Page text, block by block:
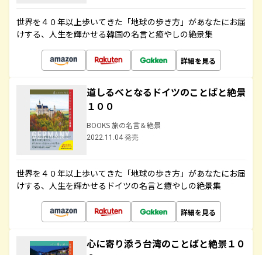
世界を４０年以上歩いてきた「地球の歩き方」があなたにお届
けする、人生を輝かせる韓国の名言と癒やしの絶景集
詳細を見る
道しるべとなるドイツのことばと絶景
１００
BOOKS 旅の名言＆絶景
2022.11.04 発売
世界を４０年以上歩いてきた「地球の歩き方」があなたにお届
けする、人生を輝かせるドイツの名言と癒やしの絶景集
詳細を見る
心に寄り添う台湾のことばと絶景１０